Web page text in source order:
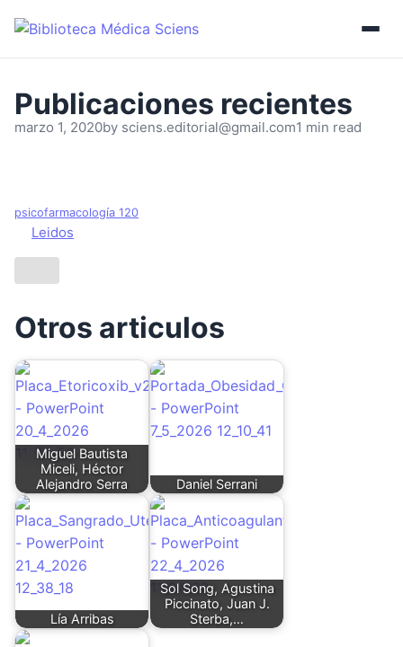
marzo 1, 2020by sciens.editorial@gmail.com1 min read
psicofarmacología 120
Leidos
Otros articulos
Miguel Bautista
Miceli, Héctor
Alejandro Serra
Daniel Serrani
Lía Arribas
Sol Song, Agustina
Piccinato, Juan J.
Sterba,…